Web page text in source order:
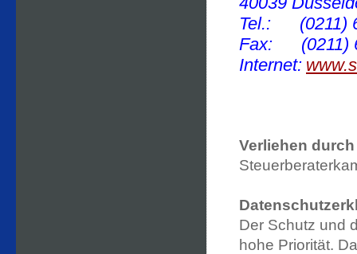
Tel.: (0211)
Fax: (0211)
Internet:
Verliehen durch
Der Schutz und
hohe Priorität.